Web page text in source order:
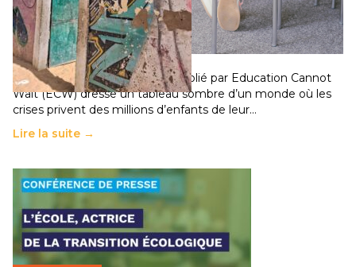
chocs climatiques et des déplacements de
population
11 juillet 2026- National
Un nouveau rapport mondial publié par Education Cannot
Wait (ECW) dresse un tableau sombre d’un monde où les
crises privent des millions d’enfants de leur…
Lire la suite →